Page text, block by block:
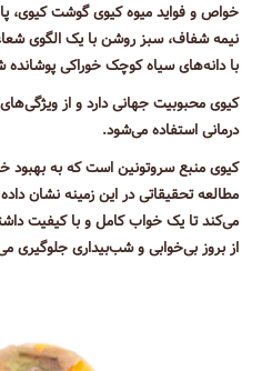
خواص و فواید میوه کیوی گوشت کیوی،
نیمه شفاف، سبز روشن با یک الگوی
با دانه‌های سیاه کوچک خوراکی
کیوی محبوبیت جهانی دارد و از
درمانی استفاده می‌شود.
کیوی منبع سروتونین است که به
مطالعه تحقیقاتی در این زمینه نشان
می‌کند تا یک خواب کامل و با کیفیت
از بروز بی‌خوابی و شب‌بیداری جلوگیری